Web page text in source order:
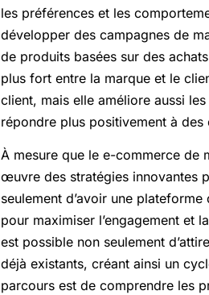
les préférences et les
développer des campagnes de
de produits basées sur des
plus fort entre la marque et le
client, mais elle améliore aussi
répondre plus positivement à
À mesure que le e-commerce de
œuvre des stratégies innovantes
seulement d’avoir une
pour maximiser l’engagement et
est possible non seulement
déjà existants, créant ainsi un
parcours est de comprendre les